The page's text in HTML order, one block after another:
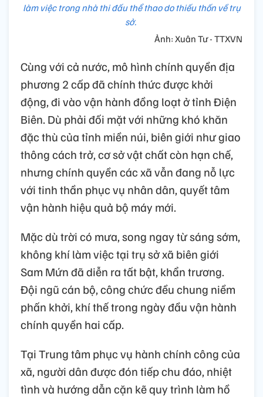
làm việc trong nhà thi đấu thể thao do thiếu thốn về trụ
sở.
Ảnh: Xuân Tư - TTXVN
Cùng với cả nước, mô hình chính quyền địa
phương 2 cấp đã chính thức được khởi
động, đi vào vận hành đồng loạt ở tỉnh Điện
Biên. Dù phải đối mặt với những khó khăn
đặc thù của tỉnh miền núi, biên giới như giao
thông cách trở, cơ sở vật chất còn hạn chế,
nhưng chính quyền các xã vẫn đang nỗ lực
với tinh thần phục vụ nhân dân, quyết tâm
vận hành hiệu quả bộ máy mới.
Mặc dù trời có mưa, song ngay từ sáng sớm,
không khí làm việc tại trụ sở xã biên giới
Sam Mứn đã diễn ra tất bật, khẩn trương.
Đội ngũ cán bộ, công chức đều chung niềm
phấn khởi, khí thế trong ngày đầu vận hành
chính quyền hai cấp.
Tại Trung tâm phục vụ hành chính công của
xã, người dân được đón tiếp chu đáo, nhiệt
tình và hướng dẫn cặn kẽ quy trình làm hồ